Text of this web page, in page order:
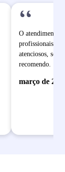
“
O atendimento
profissionais
atenciosos, sem
recomendo.
março de